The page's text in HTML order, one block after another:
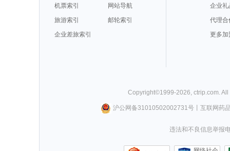
机票索引
网站导航
旅游索引
邮轮索引
企业差旅索引
企业礼
代理合
更多加
Copyright©1999-2026 ctrip.com .
沪公网备31010502002731号丨 互联网药
违法和不良信息举报